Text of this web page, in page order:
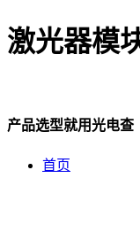
激光器模
产品选型就用光电查
首页